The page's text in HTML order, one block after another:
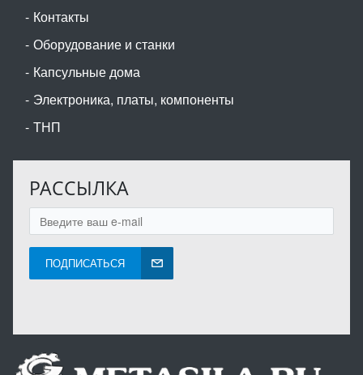
Контакты
Оборудование и станки
Капсульные дома
Электроника, платы, компоненты
ТНП
РАССЫЛКА
ПОДПИСАТЬСЯ